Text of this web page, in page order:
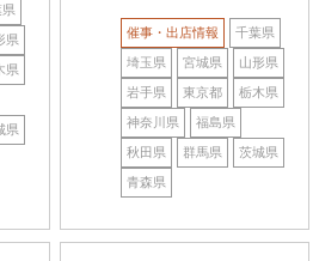
県
県
県
催事・出店情報 千葉県
埼玉県 宮城県 山形県
岩手県 東京都 栃木県
神奈川県 福島県
秋田県 群馬県 茨城県
青森県